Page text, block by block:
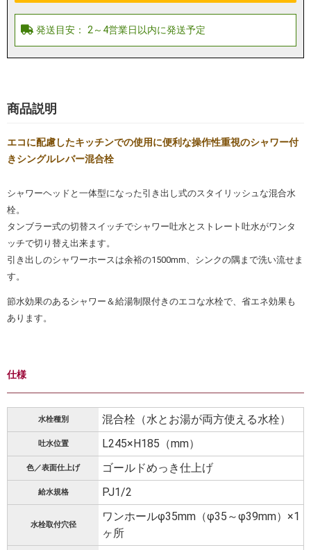
商品説明
エコに配慮したキッチンでの使用に便利な操作性重視のシャワー付
きシングルレバー混合栓
シャワーヘッドと一体型になった引き出し式のスタイリッシュな混合水
栓。
タンブラー式の切替スイッチでシャワー吐水とストレート吐水がワンタ
ッチで切り替え出来ます。
引き出しのシャワーホースは余裕の1500mm、シンクの隅まで洗い流せま
す。
節水効果のあるシャワー＆給湯制限付きのエコな水栓で、省エネ効果も
あります。
仕様
水栓種別 混合栓（水とお湯が両方使える水栓）
吐水位置 L245×H185（mm）
色／表面仕上げ ゴールドめっき仕上げ
給水規格 PJ1/2
水栓取付穴径
ワンホールφ35mm（φ35～φ39mm）×1
ヶ所